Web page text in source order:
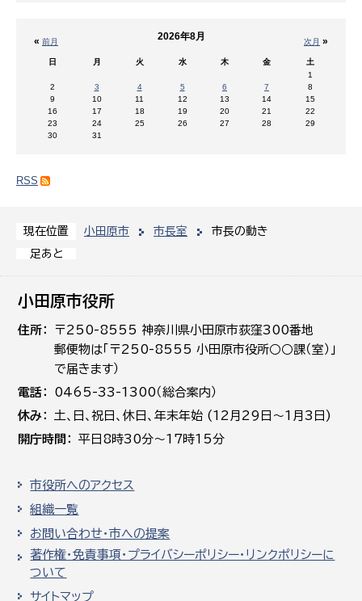
現在位置 小田原市 市長室
市長の動き
足あと
« 前月 次月 »
2026年8月
日 月 火 水 木 金
土
1
2
3 4 5 6 7
8
9
10 11 12 13 14
15
16
17 18 19 20 21
22
23
24 25 26 27 28
29
30
31
RSS
小田原市役所
住所
〒250-8555 神奈川県小田原市荻窪300番地
郵便物は「〒250-8555 小田原市役所○○課（室）」
で届きます）
電話
0465-33-1300（総合案内）
休み
土､日､祝日、休日、年末年始 (12月29日～1月3日)
開庁時間
平日8時30分～17時15分
市役所へのアクセス
組織一覧
お問い合わせ・市への提案
著作権・免責事項・プライバシーポリシー・リンクポリシーに
ついて
サイトマップ